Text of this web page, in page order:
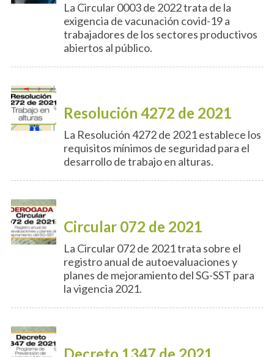
La Circular 0003 de 2022 trata de la
exigencia de vacunación covid-19 a
trabajadores de los sectores productivos
abiertos al público.
Resolución 4272 de 2021
La Resolución 4272 de 2021 establece los
requisitos mínimos de seguridad para el
desarrollo de trabajo en alturas.
Circular 072 de 2021
La Circular 072 de 2021 trata sobre el
registro anual de autoevaluaciones y
planes de mejoramiento del SG-SST para
la vigencia 2021.